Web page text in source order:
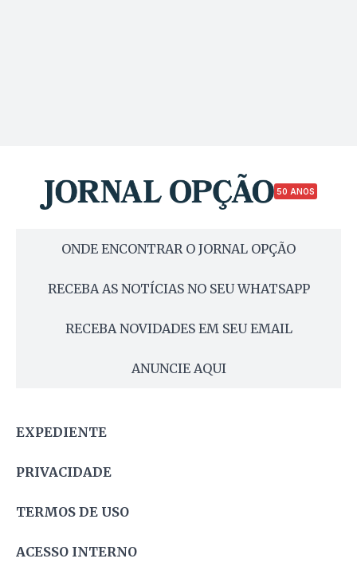
50 ANOS
ONDE ENCONTRAR O JORNAL OPÇÃO
RECEBA AS NOTÍCIAS NO SEU WHATSAPP
RECEBA NOVIDADES EM SEU EMAIL
ANUNCIE AQUI
EXPEDIENTE
PRIVACIDADE
TERMOS DE USO
ACESSO INTERNO